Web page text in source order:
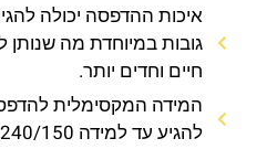
גובות במיוחדת מה שנותן
חיים וחדים יותר.
המידה המקסימלית
להגיע עד למידה 240/150